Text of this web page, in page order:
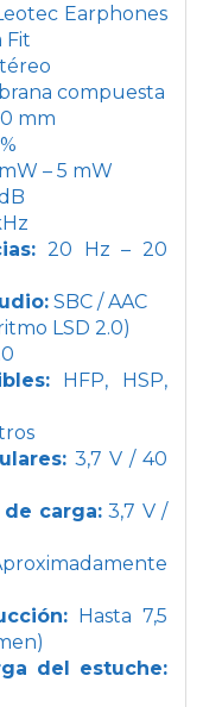
Earphones
Fit
compuesta
mm
– 5 mW
20 Hz – 20
SBC / AAC
LSD 2.0)
HFP, HSP,
3,7 V / 40
carga: 3,7 V /
Hasta 7,5
del estuche: